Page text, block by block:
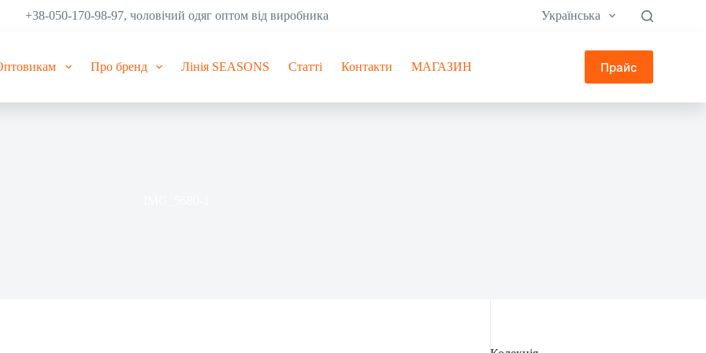
+38-050-170-98-97, чоловічий одяг оптом від виробника Українська
Про бренд Лінія SEASONS Статті Контакти МАГАЗИН Прайс